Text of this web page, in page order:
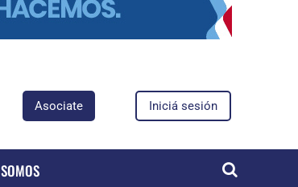
Asociate Iniciá sesión
SOMOS